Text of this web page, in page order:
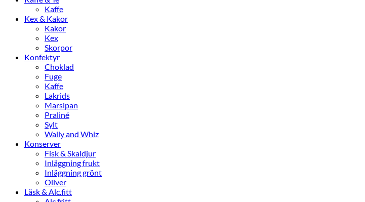
Kaffe
Kex & Kakor
Kakor
Kex
Skorpor
Konfektyr
Choklad
Fuge
Kaffe
Lakrids
Marsipan
Praliné
Sylt
Wally and Whiz
Konserver
Fisk & Skaldjur
Inläggning frukt
Inläggning grönt
Oliver
Läsk & Alc.fitt